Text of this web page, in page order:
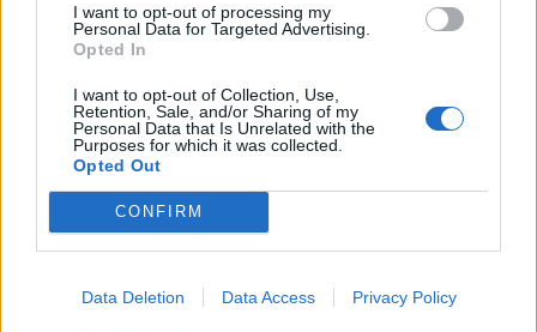
I want to opt-out of processing my
Personal Data for Targeted Advertising.
Opted In
I want to opt-out of Collection, Use,
Retention, Sale, and/or Sharing of my
Personal Data that Is Unrelated with the
Purposes for which it was collected.
Opted Out
CONFIRM
Data Deletion Data Access Privacy Policy
VIDEO/ Debutim ëndrrash
në Turqi, Taulant Seferit i
duhen vetëm 9 minuta për
të shënuar me ekipin e ri
Svetisllav Basara: Për një
shekull e gjysmë, Serbia
por qelbësira tashmë ka
të fundit
tekstuale që fshihen sapo